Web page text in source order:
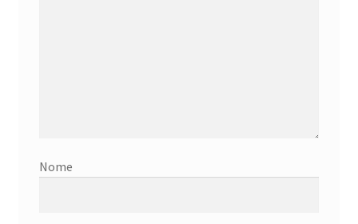
Nome